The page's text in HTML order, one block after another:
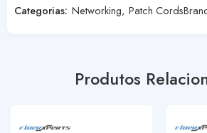
Categorias: Networking, Patch Cords
Produtos